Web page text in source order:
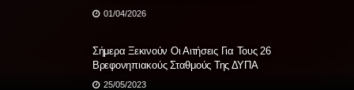
01/04/2026
Σήμερα Ξεκινούν Οι Αιτήσεις Για Τους 26
Βρεφονηπιακούς Σταθμούς Της ΔΥΠΑ
25/05/2023